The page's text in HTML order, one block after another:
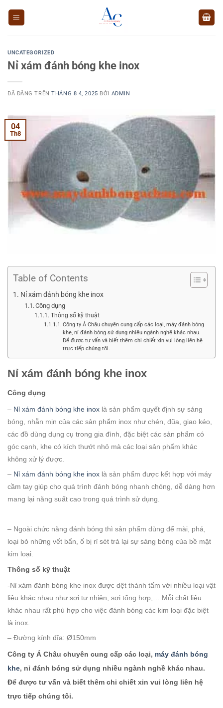
UNCATEGORIZED
Nỉ xám đánh bóng khe inox
ĐÃ ĐĂNG TRÊNTHÁNG 8 4, 2025 BỞI ADMIN
04
Th8
Table of Contents
Nỉ xám đánh bóng khe inox
Công dụng
Thông số kỹ thuật
Công ty Á Châu chuyên cung cấp các loại, máy đánh bóng
khe, nỉ đánh bóng sử dụng nhiều ngành nghề khác nhau.
Để được tư vấn và biết thêm chi chiết xin vui lòng liên hệ
trực tiếp chúng tôi.
Nỉ xám đánh bóng khe inox
Công dụng
– Nỉ xám đánh bóng khe inox là sản phẩm quyết định sự sáng
bóng, nhẵn mịn của các sản phẩm inox như chén, đũa, giao kéo,
các đồ dùng dụng cụ trong gia đình, đặc biệt các sản phẩm có
góc cạnh, khe có kích thướt nhỏ mà các loại sản phẩm khác
không xử lý được.
– Nỉ xám đánh bóng khe inox là sản phẩm được kết hợp với máy
cầm tay giúp cho quá trình đánh bóng nhanh chóng, dễ dàng hơn
mang lại năng suất cao trong quá trình sử dụng.
– Ngoài chức năng đánh bóng thì sản phẩm dùng để mài, phá,
loại bỏ những vết bẩn, ố bị rỉ sét trả lại sự sáng bóng của bề mặt
kim loại.
Thông số kỹ thuật
-Nỉ xám đánh bóng khe inox được dệt thành tấm với nhiều loại vật
liệu khác nhau như sợi tự nhiên, sợi tổng hợp,… Mỗi chất liệu
khác nhau rất phù hợp cho việc đánh bóng các kim loại đặc biệt
là inox.
– Đường kính đĩa: Ø150mm
Công ty Á Châu chuyên cung cấp các loại, máy đánh bóng
khe, nỉ đánh bóng sử dụng nhiều ngành nghề khác nhau.
Để được tư vấn và biết thêm chi chiết xin vui lòng liên hệ
trực tiếp chúng tôi.